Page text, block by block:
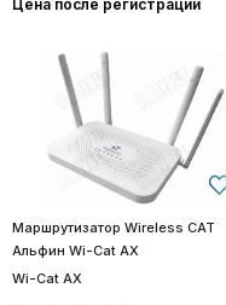
Цена после регистрации
Маршрутизатор Wireless CAT
Альфин Wi-Cat AX
Wi-Cat AX